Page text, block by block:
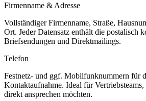
Firmenname & Adresse
Vollständiger Firmenname, Straße,
Ort. Jeder Datensatz enthält die postalisch
Briefsendungen und Direktmailings.
Telefon
Festnetz- und ggf. Mobilfunknummern für
Kontaktaufnahme. Ideal für
direkt ansprechen möchten.